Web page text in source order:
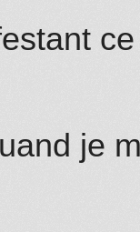
je